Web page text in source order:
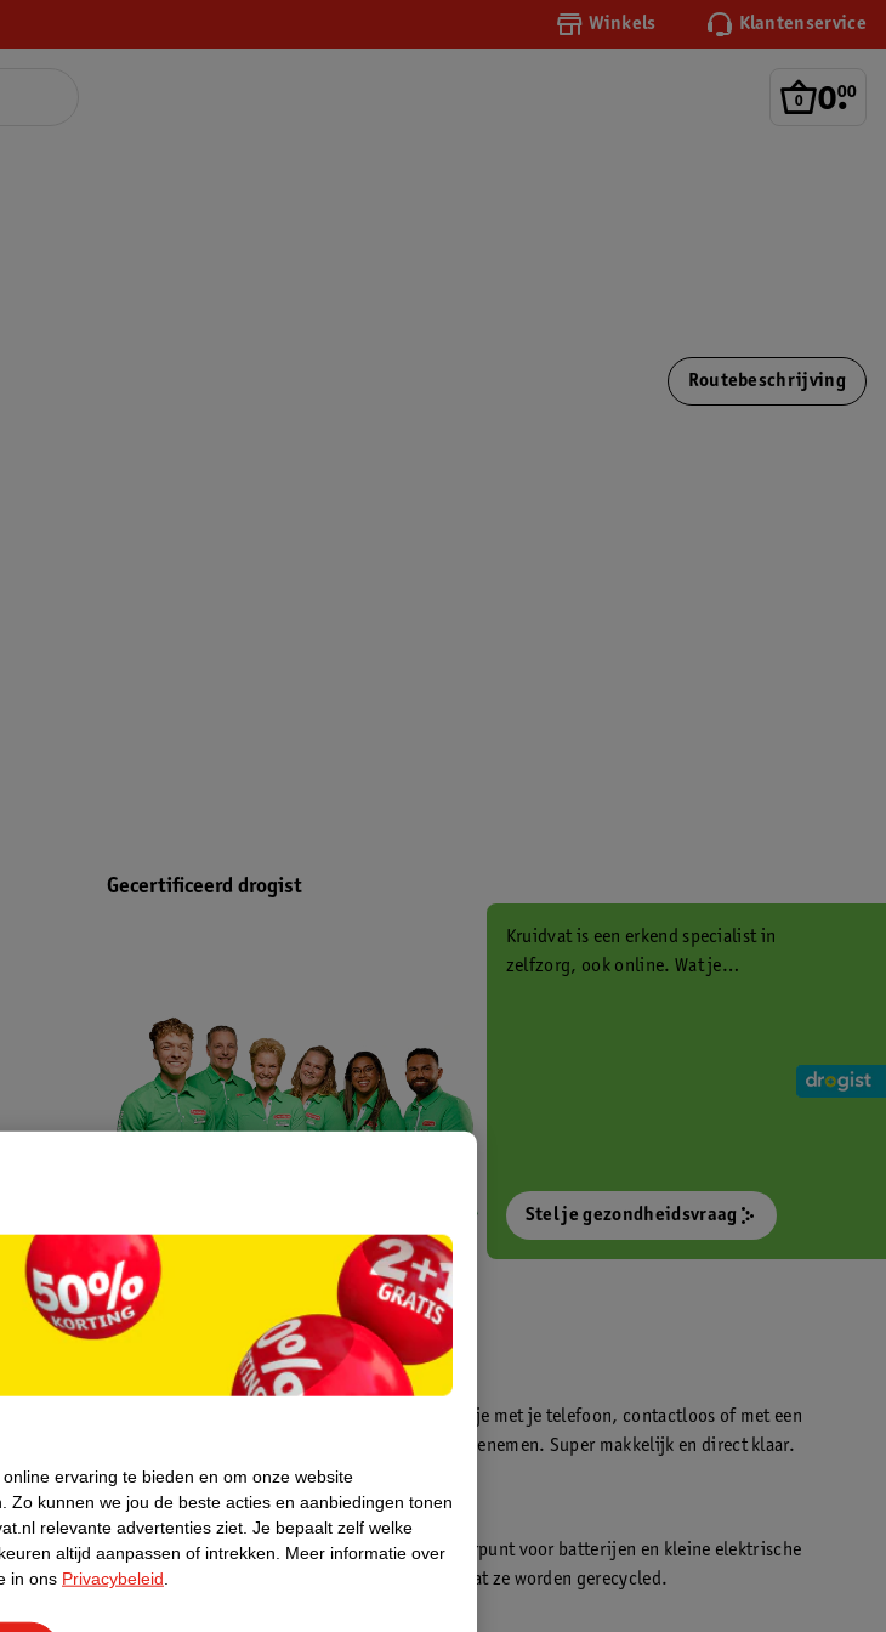
Winkels Klantenservice
0.
00
Routebeschrijving
Gecertificeerd drogist
Kruidvat is een erkend specialist in
zelfzorg, ook online. Wat je
Stel je gezondheidsvraag
Kruidvat fotokiosk
In de winkel vind je een fotokiosk waarmee je met je telefoon, contactloos of met een
geheugenkaartje, jouw foto’s direct kan meenemen. Super makkelijk en direct klaar.
WeCycle inleverpunt
In deze Kruidvat vind je een WeCycle inleverpunt voor batterijen en kleine elektrische
apparaten. Deze kan je gratis inleveren zodat ze worden gerecycled.
ervaring te bieden en om onze website
Zo kunnen we jou de beste acties en aanbiedingen tonen
relevante advertenties ziet. Je bepaalt zelf welke
altijd aanpassen of intrekken.
Meer informatie over
in ons Privacybeleid